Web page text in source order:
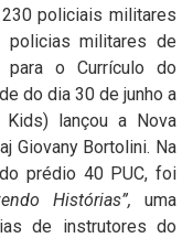
policiais militares
policias militares de
o Currículo do
do dia 30 de junho a
Kids) lançou a Nova
Giovany Bortolini. Na
prédio 40 PUC, foi
Histórias”,
uma
de instrutores do